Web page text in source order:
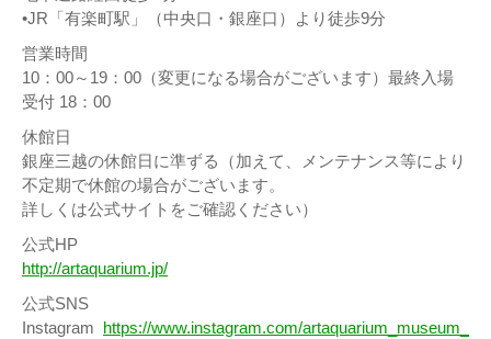
•JR「有楽町駅」（中央口・銀座口）より徒歩9分
営業時間
10：00～19：00（変更になる場合がございます）最終入場
受付 18：00
休館日
銀座三越の休館日に準ずる（加えて、メンテナンス等により
不定期で休館の場合がございます。
詳しくは公式サイトをご確認ください）
公式HP
http://artaquarium.jp/
公式SNS
Instagram
https://www.instagram.com/artaquarium_museum_